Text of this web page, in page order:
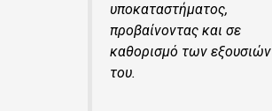
υποκαταστήματος,
προβαίνοντας και σε
καθορισμό των εξουσιών
του.